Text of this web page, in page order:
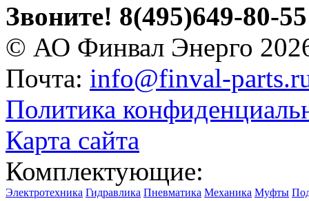
Звоните! 8(495)649-80-55
© АО Финвал Энерго
Почта: info@finval-
Политика
Карта сайта
Комплектующие:
Электротехника Гидравлика Пневматика Механика Муфты